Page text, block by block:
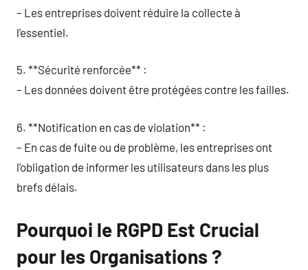
– Les entreprises doivent réduire la collecte à
l’essentiel.
5. **Sécurité renforcée** :
– Les données doivent être protégées contre les failles.
6. **Notification en cas de violation** :
– En cas de fuite ou de problème, les entreprises ont
l’obligation de informer les utilisateurs dans les plus
brefs délais.
Pourquoi le RGPD Est Crucial
pour les Organisations ?